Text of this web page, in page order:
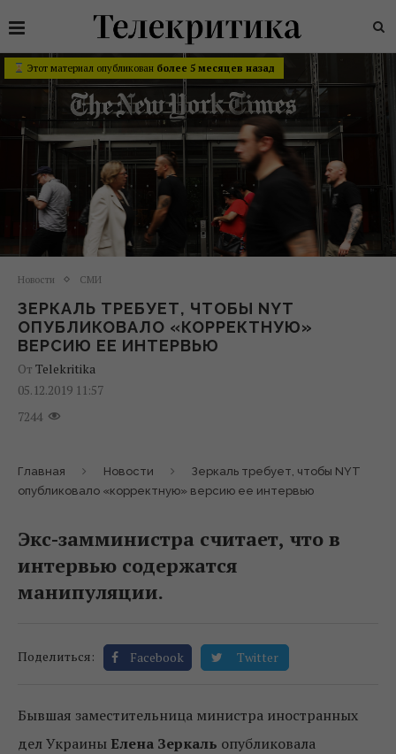
Этот материал опубликован более 5 месяцев назад
Новости СМИ
ЗЕРКАЛЬ ТРЕБУЕТ, ЧТОБЫ NYT
ОПУБЛИКОВАЛО «КОРРЕКТНУЮ»
ВЕРСИЮ ЕЕ ИНТЕРВЬЮ
От Telekritika
05.12.2019 11:57
7244
Главная Новости
Зеркаль требует, чтобы NYT
опубликовало «корректную» версию ее интервью
Экс-замминистра считает, что в
интервью содержатся
манипуляции.
Поделиться: Facebook Twitter
Бывшая заместительница министра иностранных
дел Украины Елена Зеркаль опубликовала